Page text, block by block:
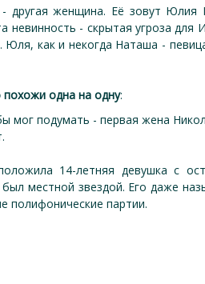
женщина. Её зовут Юлия
- скрытая угроза для
как и некогда Наташа -
одна на одну:
мог подумать - первая жена
14-летняя девушка с
местной звездой. Его даже
полифонические партии.